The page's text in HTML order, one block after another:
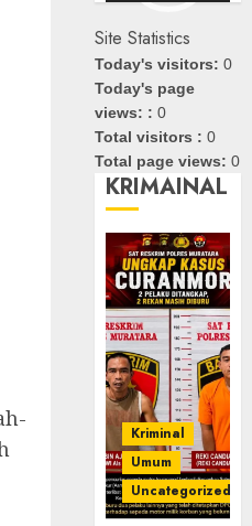
Site Statistics
Today's visitors:0
Today's page
views: :0
Total visitors :0
Total page views:0
KRIMAINAL
Kriminal
Umum
Uncategorized